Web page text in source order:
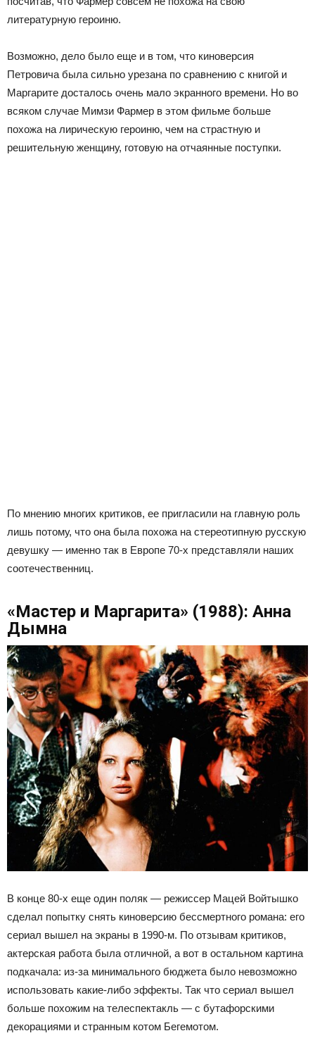
литературную героиню.
Возможно, дело было еще и в том, что киноверсия
Петровича была сильно урезана по сравнению с книгой и
Маргарите досталось очень мало экранного времени. Но во
всяком случае Мимзи Фармер в этом фильме больше
похожа на лирическую героиню, чем на страстную и
решительную женщину, готовую на отчаянные поступки.
По мнению многих критиков, ее пригласили на главную роль
лишь потому, что она была похожа на стереотипную русскую
девушку — именно так в Европе 70-х представляли наших
соотечественниц.
«Мастер и Маргарита» (1988): Анна
Дымна
В конце 80-х еще один поляк — режиссер Мацей Войтышко
сделал попытку снять киноверсию бессмертного романа: его
сериал вышел на экраны в 1990-м. По отзывам критиков,
актерская работа была отличной, а вот в остальном картина
подкачала: из-за минимального бюджета было невозможно
использовать какие-либо эффекты. Так что сериал вышел
больше похожим на телеспектакль — с бутафорскими
декорациями и странным котом Бегемотом.